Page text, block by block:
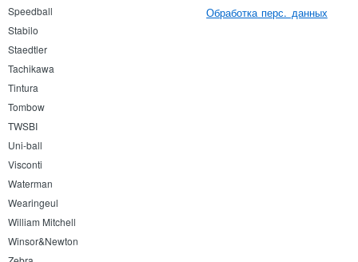
Speedball
Stabilo
Staedtler
Tachikawa
Tintura
Tombow
TWSBI
Uni-ball
Visconti
Waterman
Wearingeul
William Mitchell
Winsor&Newton
Обработка перс. данных